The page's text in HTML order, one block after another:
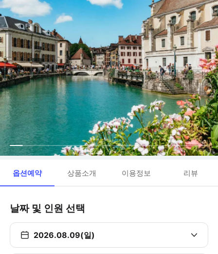
옵션예약 상품소개 이용정보 리뷰
날짜 및 인원 선택
2026.08.09(일)